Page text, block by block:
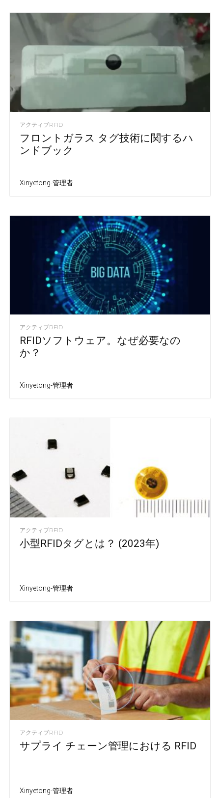
アクティブRFID
フロントガラス タグ技術に関するハ
ンドブック
Xinyetong-管理者
アクティブRFID
RFIDソフトウェア。なぜ必要なの
か？
Xinyetong-管理者
アクティブRFID
小型RFIDタグとは？ (2023年)
Xinyetong-管理者
アクティブRFID
サプライ チェーン管理における RFID
Xinyetong-管理者